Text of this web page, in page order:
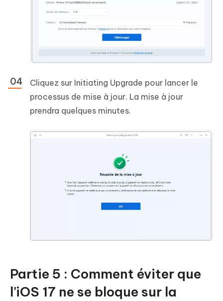
Cliquez sur Initiating Upgrade pour lancer le
processus de mise à jour. La mise à jour
prendra quelques minutes.
Partie 5 : Comment éviter que
l'iOS 17 ne se bloque sur la